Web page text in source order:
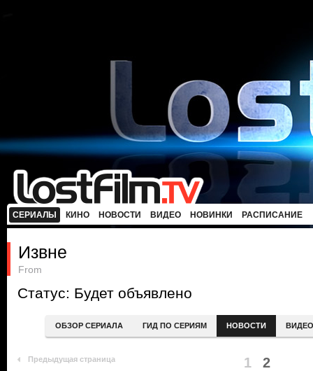
СЕРИАЛЫ КИНО НОВОСТИ ВИДЕО НОВИНКИ РАСПИСАНИЕ
Извне
From
Статус: Будет объявлено
ОБЗОР СЕРИАЛА ГИД ПО СЕРИЯМ НОВОСТИ ВИДЕО
Предыдущая страница 1 2